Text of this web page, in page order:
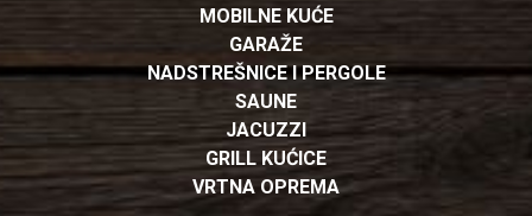
MOBILNE KUĆE
GARAŽE
NADSTREŠNICE I PERGOLE
SAUNE
JACUZZI
GRILL KUĆICE
VRTNA OPREMA